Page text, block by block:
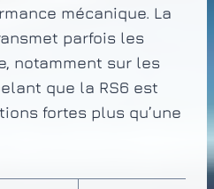
mécanique. La
parfois les
notamment sur les
que la RS6 est
fortes plus qu’une